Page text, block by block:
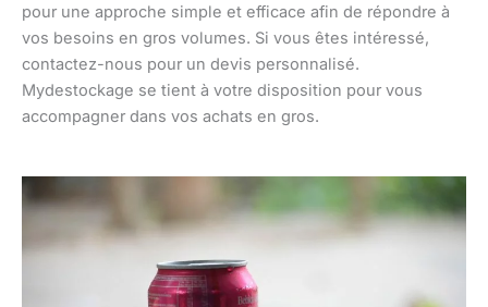
pour une approche simple et efficace afin de répondre à
vos besoins en gros volumes. Si vous êtes intéressé,
contactez-nous pour un devis personnalisé.
Mydestockage se tient à votre disposition pour vous
accompagner dans vos achats en gros.